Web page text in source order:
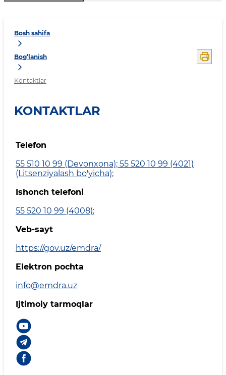
Bosh sahifa
Bog‘lanish
Kontaktlar
KONTAKTLAR
Telefon
55 510 10 99 (Devonxona); 55 520 10 99 (4021)
(Litsenziyalash bo'yicha);
Ishonch telefoni
55 520 10 99 (4008);
Veb-sayt
https://gov.uz/emdra/
Elektron pochta
info@emdra.uz
Ijtimoiy tarmoqlar